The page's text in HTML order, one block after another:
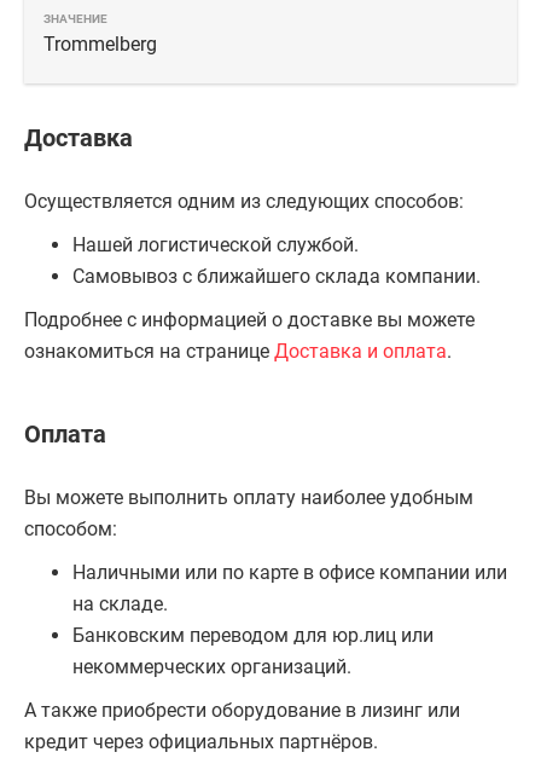
Trommelberg
Доставка
Осуществляется одним из следующих способов:
Нашей логистической службой.
Самовывоз с ближайшего склада компании.
Подробнее с информацией о доставке вы можете
ознакомиться на странице Доставка и оплата.
Оплата
Вы можете выполнить оплату наиболее удобным
способом:
Наличными или по карте в офисе компании или
на складе.
Банковским переводом для юр.лиц или
некоммерческих организаций.
А также приобрести оборудование в лизинг или
кредит через официальных партнёров.